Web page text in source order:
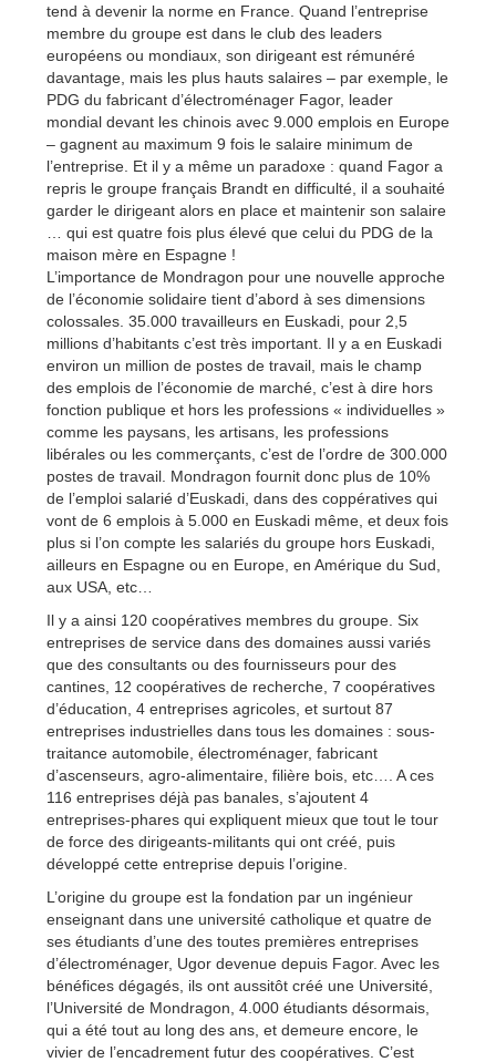
tend à devenir la norme en France. Quand l’entreprise
membre du groupe est dans le club des leaders
européens ou mondiaux, son dirigeant est rémunéré
davantage, mais les plus hauts salaires – par exemple, le
PDG du fabricant d’électroménager Fagor, leader
mondial devant les chinois avec 9.000 emplois en Europe
– gagnent au maximum 9 fois le salaire minimum de
l’entreprise. Et il y a même un paradoxe : quand Fagor a
repris le groupe français Brandt en difficulté, il a souhaité
garder le dirigeant alors en place et maintenir son salaire
… qui est quatre fois plus élevé que celui du PDG de la
maison mère en Espagne !
L’importance de Mondragon pour une nouvelle approche
de l’économie solidaire tient d’abord à ses dimensions
colossales. 35.000 travailleurs en Euskadi, pour 2,5
millions d’habitants c’est très important. Il y a en Euskadi
environ un million de postes de travail, mais le champ
des emplois de l’économie de marché, c’est à dire hors
fonction publique et hors les professions « individuelles »
comme les paysans, les artisans, les professions
libérales ou les commerçants, c’est de l’ordre de 300.000
postes de travail. Mondragon fournit donc plus de 10%
de l’emploi salarié d’Euskadi, dans des coppératives qui
vont de 6 emplois à 5.000 en Euskadi même, et deux fois
plus si l’on compte les salariés du groupe hors Euskadi,
ailleurs en Espagne ou en Europe, en Amérique du Sud,
aux USA, etc…
Il y a ainsi 120 coopératives membres du groupe. Six
entreprises de service dans des domaines aussi variés
que des consultants ou des fournisseurs pour des
cantines, 12 coopératives de recherche, 7 coopératives
d’éducation, 4 entreprises agricoles, et surtout 87
entreprises industrielles dans tous les domaines : sous-
traitance automobile, électroménager, fabricant
d’ascenseurs, agro-alimentaire, filière bois, etc…. A ces
116 entreprises déjà pas banales, s’ajoutent 4
entreprises-phares qui expliquent mieux que tout le tour
de force des dirigeants-militants qui ont créé, puis
développé cette entreprise depuis l’origine.
L’origine du groupe est la fondation par un ingénieur
enseignant dans une université catholique et quatre de
ses étudiants d’une des toutes premières entreprises
d’électroménager, Ugor devenue depuis Fagor. Avec les
bénéfices dégagés, ils ont aussitôt créé une Université,
l’Université de Mondragon, 4.000 étudiants désormais,
qui a été tout au long des ans, et demeure encore, le
vivier de l’encadrement futur des coopératives. C’est